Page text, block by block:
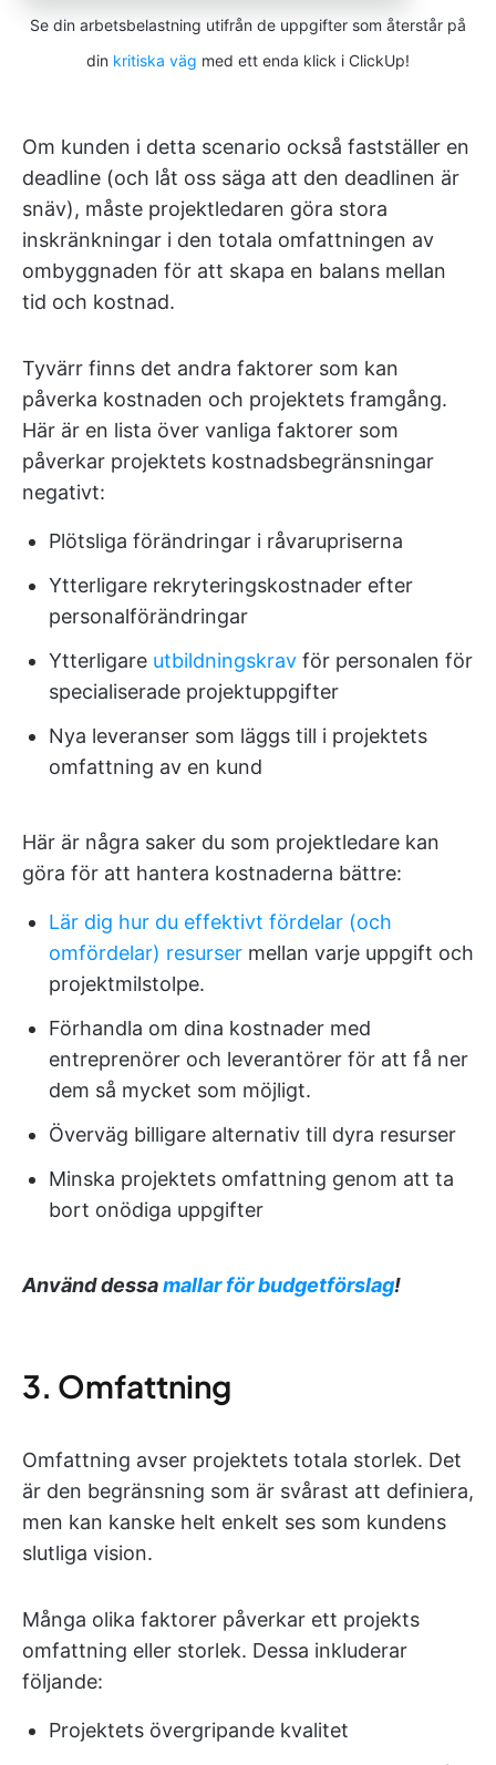
Se din arbetsbelastning utifrån de uppgifter som återstår på
din kritiska väg med ett enda klick i ClickUp!
Om kunden i detta scenario också fastställer en
deadline (och låt oss säga att den deadlinen är
snäv), måste projektledaren göra stora
inskränkningar i den totala omfattningen av
ombyggnaden för att skapa en balans mellan
tid och kostnad.
Tyvärr finns det andra faktorer som kan
påverka kostnaden och projektets framgång.
Här är en lista över vanliga faktorer som
påverkar projektets kostnadsbegränsningar
negativt:
Plötsliga förändringar i råvarupriserna
Ytterligare rekryteringskostnader efter
personalförändringar
Ytterligare utbildningskrav för personalen för
specialiserade projektuppgifter
Nya leveranser som läggs till i projektets
omfattning av en kund
Här är några saker du som projektledare kan
göra för att hantera kostnaderna bättre:
Lär dig hur du effektivt fördelar (och
omfördelar) resurser mellan varje uppgift och
projektmilstolpe.
Förhandla om dina kostnader med
entreprenörer och leverantörer för att få ner
dem så mycket som möjligt.
Överväg billigare alternativ till dyra resurser
Minska projektets omfattning genom att ta
bort onödiga uppgifter
Använd dessamallar för budgetförslag!
3. Omfattning
Omfattning avser projektets totala storlek. Det
är den begränsning som är svårast att definiera,
men kan kanske helt enkelt ses som kundens
slutliga vision.
Många olika faktorer påverkar ett projekts
omfattning eller storlek. Dessa inkluderar
följande:
Projektets övergripande kvalitet